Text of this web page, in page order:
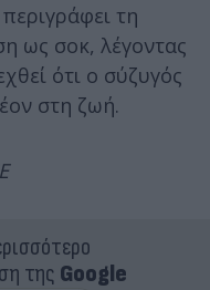
τη
ως σοκ, λέγοντας
ότι ο σύζυγός
στη ζωή.
της Google